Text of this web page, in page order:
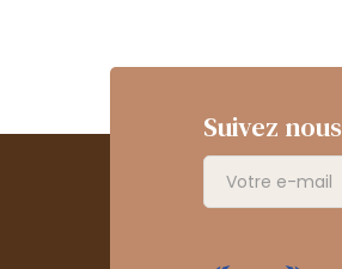
Suivez nous